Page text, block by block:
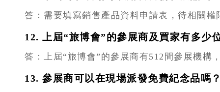
答：需要填寫銷售產品資料申請表，待相關
12. 上屆“旅博會”的參展商及買家有多少
答：上屆“旅博會”的參展商有512間參展機構
13. 參展商可以在現場派發免費紀念品嗎